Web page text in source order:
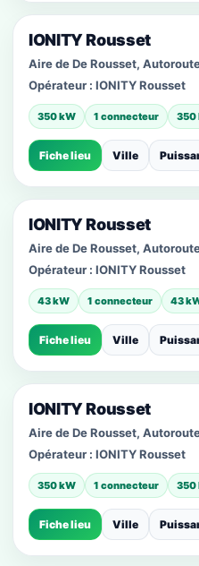
IONITY Rousset
Aire de De Rousset,
Opérateur : IONITY Rousset
350 kW 1 connecteur 350
Fiche lieu Ville
IONITY Rousset
Aire de De Rousset,
Opérateur : IONITY Rousset
43 kW 1 connecteur 43
Fiche lieu Ville
IONITY Rousset
Aire de De Rousset,
Opérateur : IONITY Rousset
350 kW 1 connecteur 350
Fiche lieu Ville